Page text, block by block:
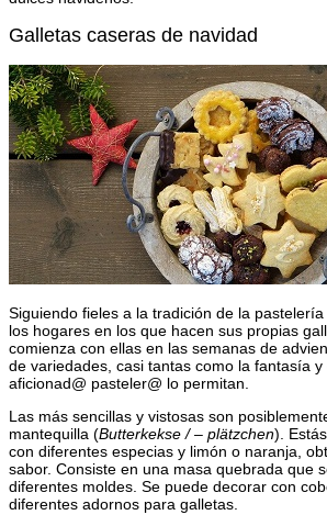
Galletas caseras de navidad
Siguiendo fieles a la tradición de la
los hogares en los que hacen sus propias
comienza con ellas en las semanas de
de variedades, casi tantas como la fantasía
aficionad@ pasteler@ lo permitan.
Las más sencillas y vistosas son
mantequilla (Butterkekse / – plätzchen).
con diferentes especias y limón o naranja,
sabor. Consiste en una masa quebrada que
diferentes moldes. Se puede decorar con
diferentes adornos para galletas.